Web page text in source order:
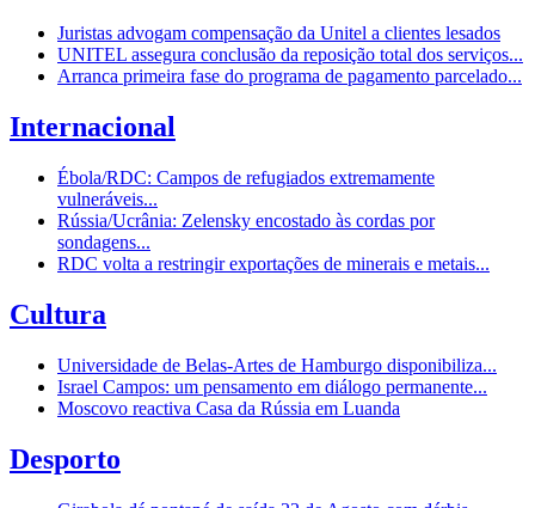
Juristas advogam compensação da Unitel a clientes lesados
UNITEL assegura conclusão da reposição total dos serviços...
Arranca primeira fase do programa de pagamento parcelado...
Internacional
Ébola/RDC: Campos de refugiados extremamente
vulneráveis...
Rússia/Ucrânia: Zelensky encostado às cordas por
sondagens...
RDC volta a restringir exportações de minerais e metais...
Cultura
Universidade de Belas-Artes de Hamburgo disponibiliza...
Israel Campos: um pensamento em diálogo permanente...
Moscovo reactiva Casa da Rússia em Luanda
Desporto